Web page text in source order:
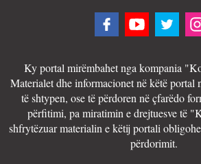
Ky portal mirëmbahet nga kompania
Materialet dhe informacionet në këtë portal
të shtypen, ose të përdoren në çfarëdo
përfitimi, pa miratimin e drejtuesve të
shfrytëzuar materialin e këtij portali
përdorimit.